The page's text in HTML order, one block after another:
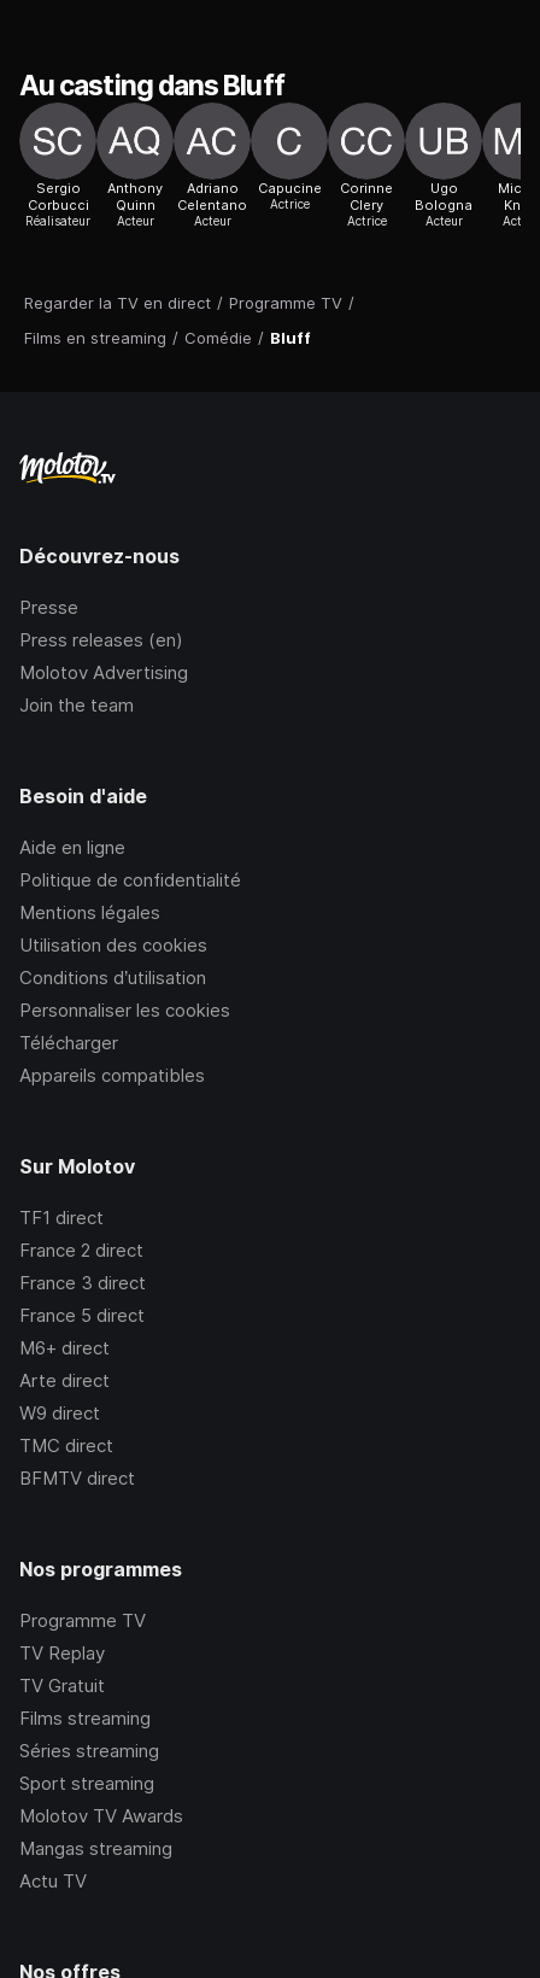
Regarder la TV en direct / Programme TV /
Films en streaming / Comédie / Bluff
Au casting dans Bluff
Sergio
Corbucci
Réalisateur
Anthony
Quinn
Acteur
Adriano
Celentano
Acteur
Capucine
Actrice
Corinne
Clery
Actrice
Ugo
Bologna
Acteur
Knox
Acteur
Découvrez-nous
Presse
Press releases (en)
Molotov Advertising
Join the team
Besoin d'aide
Aide en ligne
Politique de confidentialité
Mentions légales
Utilisation des cookies
Conditions d’utilisation
Personnaliser les cookies
Télécharger
Appareils compatibles
Sur Molotov
TF1 direct
France 2 direct
France 3 direct
France 5 direct
M6+ direct
Arte direct
W9 direct
TMC direct
BFMTV direct
Nos programmes
Programme TV
TV Replay
TV Gratuit
Films streaming
Séries streaming
Sport streaming
Molotov TV Awards
Mangas streaming
Actu TV
Nos offres